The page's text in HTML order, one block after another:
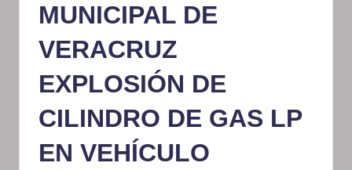
MUNICIPAL DE
VERACRUZ
EXPLOSIÓN DE
CILINDRO DE GAS LP
EN VEHÍCULO